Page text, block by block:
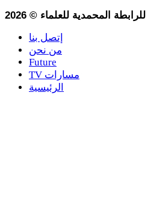
2026 © المحمدية للعلماء
إتصل بنا
من نحن
Future
TV مسارات
الرئيسية